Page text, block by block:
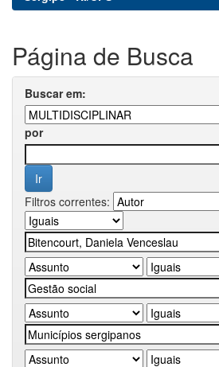
Página de Busca
Buscar em:
por
Filtros correntes: